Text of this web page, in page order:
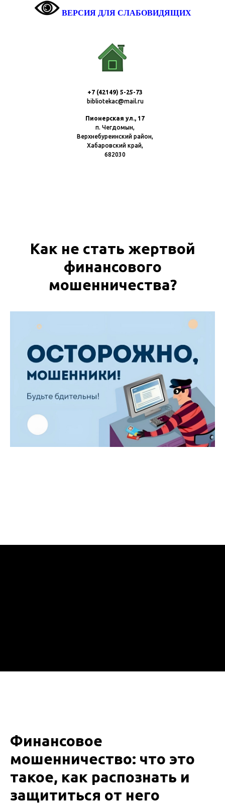
ВЕРСИЯ ДЛЯ СЛАБОВИДЯЩИХ
+7 (42149) 5-25-73
bibliotekac@mail.ru
Пионерская ул., 17
п. Чегдомын,
Верхнебуреинский район,
Хабаровский край,
682030
Как не стать жертвой
финансового
мошенничества?
Финансовое
мошенничество: что это
такое, как распознать и
защититься от него